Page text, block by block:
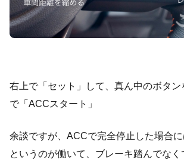
右上で「セット」して、真ん中のボタン
で「ACCスタート」
余談ですが、ACCで完全停止した場合に
というのが働いて、ブレーキ踏んでな